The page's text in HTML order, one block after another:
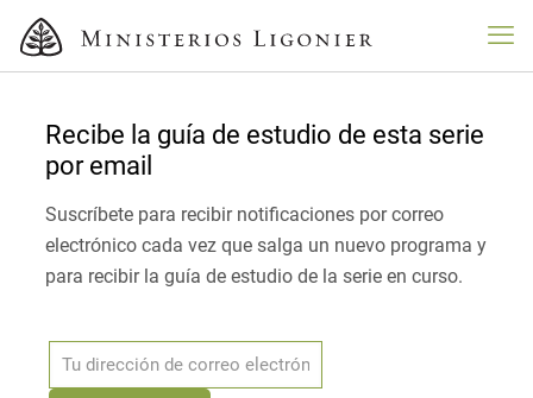
Recibe la guía de estudio de esta serie
por email
Suscríbete para recibir notificaciones por correo
electrónico cada vez que salga un nuevo programa y
para recibir la guía de estudio de la serie en curso.